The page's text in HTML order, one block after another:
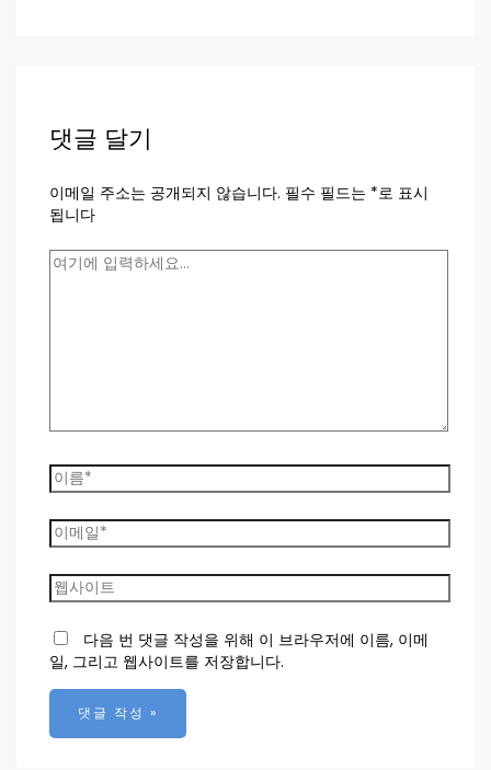
댓글 달기
이메일 주소는 공개되지 않습니다. 필수 필드는 *로 표시
됩니다
여
이
름
*
이
메
일
*
웹
사
이
트
다음 번 댓글 작성을 위해 이 브라우저에 이름, 이메
일, 그리고 웹사이트를 저장합니다.